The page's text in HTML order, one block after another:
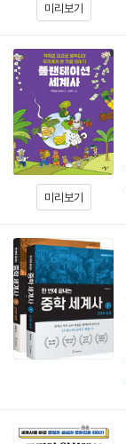
미리보기
미리보기